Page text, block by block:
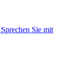
Sie mit